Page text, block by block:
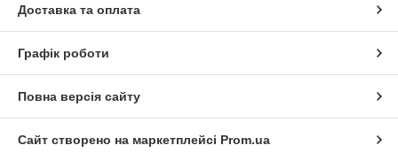
Доставка та оплата
Графік роботи
Повна версія сайту
Сайт створено на маркетплейсі Prom.ua